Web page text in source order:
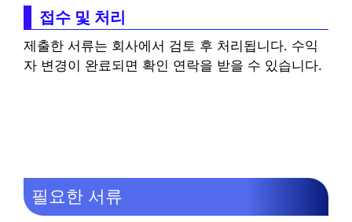
접수 및 처리
제출한 서류는 회사에서 검토 후 처리됩니다. 수익
자 변경이 완료되면 확인 연락을 받을 수 있습니다.
필요한 서류